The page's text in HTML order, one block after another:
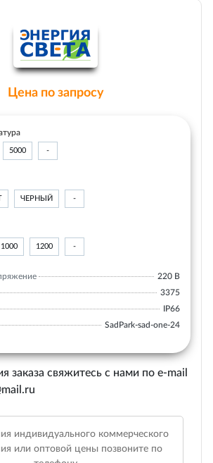
Цена по запросу
5000 -
ЧЕРНЫЙ -
1000 1200 -
220 В
3375
IP66
SadPark-sad-one-24
заказа свяжитесь с нами по e-mail
индивидуального коммерческого
или оптовой цены позвоните по